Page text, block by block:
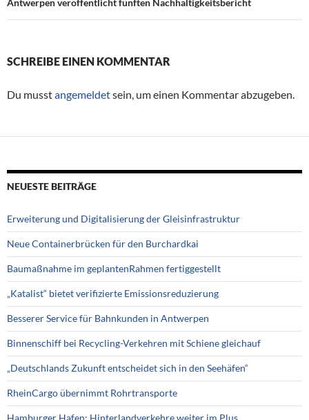
Antwerpen veröffentlicht fünften Nachhaltigkeitsbericht
SCHREIBE EINEN KOMMENTAR
Du musstangemeldetsein, um einen Kommentar abzugeben.
NEUESTE BEITRÄGE
Erweiterung und Digitalisierung der Gleisinfrastruktur
Neue Containerbrücken für den Burchardkai
Baumaßnahme im geplantenRahmen fertiggestellt
„Katalist“ bietet verifizierte Emissionsreduzierung
Besserer Service für Bahnkunden in Antwerpen
Binnenschiff bei Recycling-Verkehren mit Schiene gleichauf
„Deutschlands Zukunft entscheidet sich in den Seehäfen“
RheinCargo übernimmt Rohrtransporte
Hamburger Hafen: Hinterlandverkehre weiter im Plus